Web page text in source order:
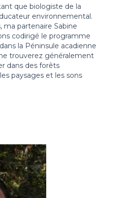
que biologiste de la
environnemental.
ma partenaire Sabine
codirigé le programme
la Péninsule acadienne
trouverez généralement
dans des forêts
paysages et les sons